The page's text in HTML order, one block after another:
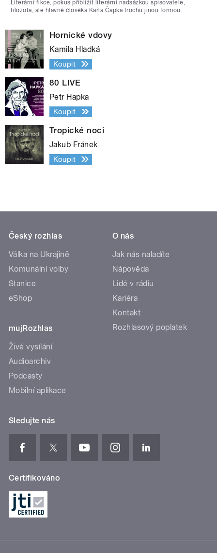
Literární fikce, pokus přiblížit literární nadsázkou spisovatele,
filozofa, ale hlavně člověka Karla Čapka trochu jinou formou.
Hornické vdovy
Kamila Hladká
Koupit
80 LIVE
Petr Hapka
Koupit
Tropické noci
Jakub Fránek
Koupit
Český rozhlas
Válka na Ukrajině
Komunální volby
Stanice
eShop
mujRozhlas
Živé vysílání
Audioarchiv
Podcasty
Mobilní aplikace
O nás
Jak nás naladíte
Nápověda
Lidé v rádiu
Kariéra
Kontakt
Rozhlasový poplatek
Sledujte nás
Certifikováno